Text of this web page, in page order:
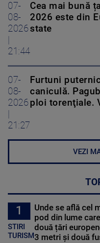
07-
08-
2026
21:44
Cea mai bună
2026 este din
state
07-
08-
2026
21:27
Furtuni
caniculă.
ploi torenţiale.
VEZI
1
STIRI
TURISM
Unde se află cel
pod din lume
două țări
3 metri și două